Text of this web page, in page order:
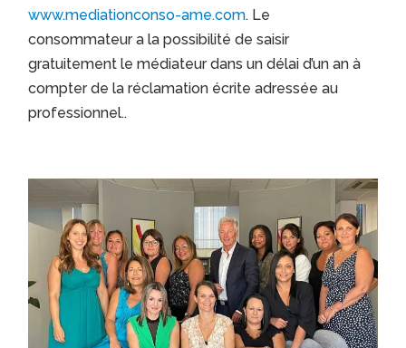
www.mediationconso-ame.com. Le
consommateur a la possibilité de saisir
gratuitement le médiateur dans un délai d’un an à
compter de la réclamation écrite adressée au
professionnel..